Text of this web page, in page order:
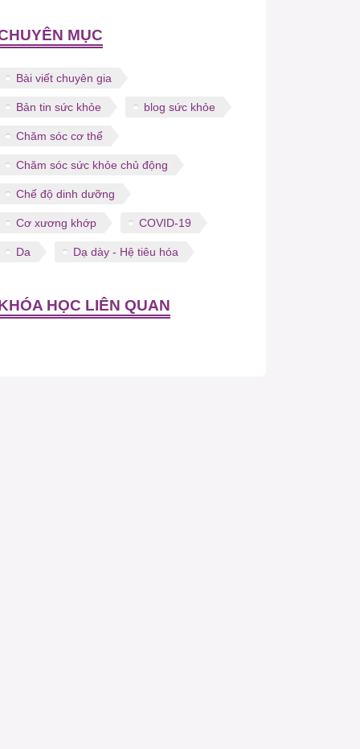
MỤC
Bài viết chuyên gia
Bản tin sức khỏe blog sức khỏe
Chăm sóc cơ thể
Chăm sóc sức khỏe chủ động
Chế độ dinh dưỡng
Cơ xương khớp COVID-19
Da Dạ dày - Hệ tiêu hóa
HỌC LIÊN QUAN